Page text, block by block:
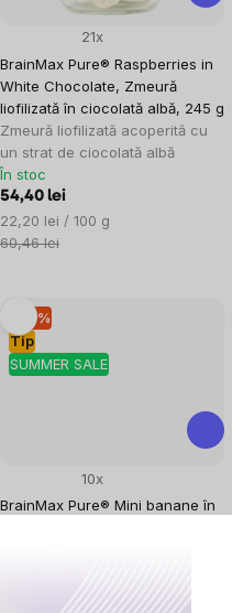
BrainMax Pure® Raspberries in
White Chocolate, Zmeură
liofilizată în ciocolată albă, 245 g
Zmeură liofilizată acoperită cu
un strat de ciocolată albă
21x
În stoc
54,40 lei
Evaluare
preţ:
22,20 lei / 100 g
60,46 lei
Tip
SUMMER SALE
–10 %
BrainMax Pure® Mini banane în
10x